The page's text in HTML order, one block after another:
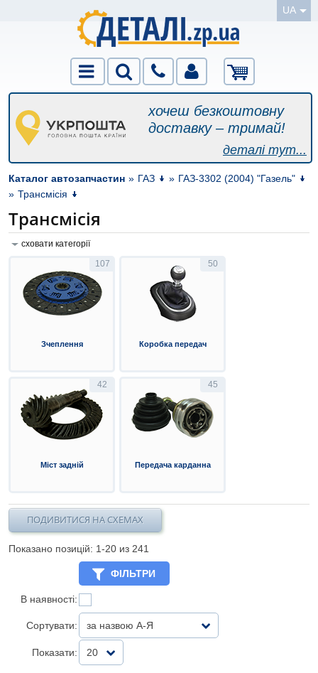
UA
хочеш безкоштовну
доставку – тримай!
деталі тут...
Каталог автозапчастин » ГАЗ » ГАЗ-3302 (2004) "Газель"
» Трансмісія
Трансмісія
сховати категорії
107
Зчеплення
50
Коробка передач
42
Міст задній
45
Передача карданна
ПОДИВИТИСЯ НА СХЕМАХ
Показано позицій: 1-20 из 241
ФІЛЬТРИ
В наявності:
Сортувати: за назвою А-Я
Показати: 20